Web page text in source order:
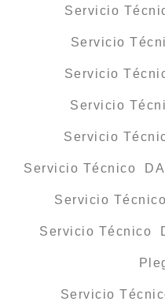
Servicio
Servicio
Servicio
Servicio
Servicio
Servicio Técnico
Servicio
Servicio Técnico
Servicio